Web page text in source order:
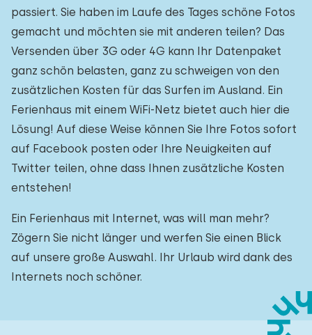
passiert. Sie haben im Laufe des Tages schöne Fotos
gemacht und möchten sie mit anderen teilen? Das
Versenden über 3G oder 4G kann Ihr Datenpaket
ganz schön belasten, ganz zu schweigen von den
zusätzlichen Kosten für das Surfen im Ausland. Ein
Ferienhaus mit einem WiFi-Netz bietet auch hier die
Lösung! Auf diese Weise können Sie Ihre Fotos sofort
auf Facebook posten oder Ihre Neuigkeiten auf
Twitter teilen, ohne dass Ihnen zusätzliche Kosten
entstehen!
Ein Ferienhaus mit Internet, was will man mehr?
Zögern Sie nicht länger und werfen Sie einen Blick
auf unsere große Auswahl. Ihr Urlaub wird dank des
Internets noch schöner.